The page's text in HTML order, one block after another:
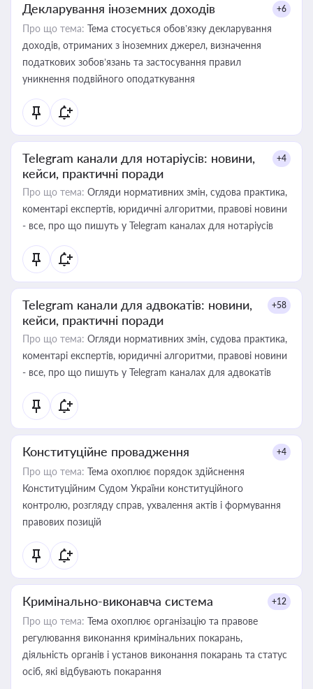
Декларування іноземних доходів +6
Про що тема: Тема стосується обов’язку декларування
доходів, отриманих з іноземних джерел, визначення
податкових зобов’язань та застосування правил
уникнення подвійного оподаткування
Telegram канали для нотаріусів: новини,
кейси, практичні поради
+4
Про що тема: Огляди нормативних змін, судова практика,
коментарі експертів, юридичні алгоритми, правові новини
- все, про що пишуть у Telegram каналах для нотаріусів
Telegram канали для адвокатів: новини,
кейси, практичні поради
+58
Про що тема: Огляди нормативних змін, судова практика,
коментарі експертів, юридичні алгоритми, правові новини
- все, про що пишуть у Telegram каналах для адвокатів
Конституційне провадження +4
Про що тема: Тема охоплює порядок здійснення
Конституційним Судом України конституційного
контролю, розгляду справ, ухвалення актів і формування
правових позицій
Кримінально-виконавча система +12
Про що тема: Тема охоплює організацію та правове
регулювання виконання кримінальних покарань,
діяльність органів і установ виконання покарань та статус
осіб, які відбувають покарання